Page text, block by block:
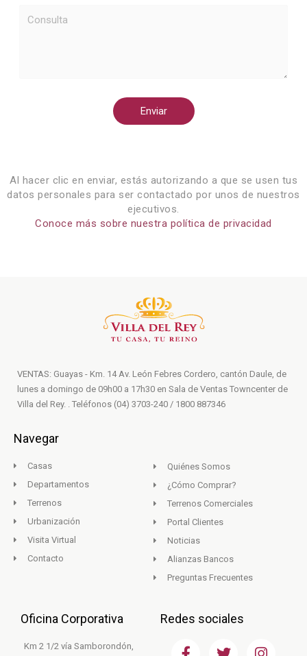
Enviar
Al hacer clic en enviar, estás autorizando a que se usen tus
datos personales para ser contactado por unos de nuestros
ejecutivos.
Conoce más sobre nuestra política de privacidad
VENTAS: Guayas - Km. 14 Av. León Febres Cordero, cantón Daule, de
lunes a domingo de 09h00 a 17h30 en Sala de Ventas Towncenter de
Villa del Rey. . Teléfonos (04) 3703-240 / 1800 887346
Navegar
Casas
Departamentos
Terrenos
Urbanización
Visita Virtual
Contacto
Quiénes Somos
¿Cómo Comprar?
Terrenos Comerciales
Portal Clientes
Noticias
Alianzas Bancos
Preguntas Frecuentes
Oficina Corporativa
Km 2 1/2 vía Samborondón,
Redes sociales
F
T
I